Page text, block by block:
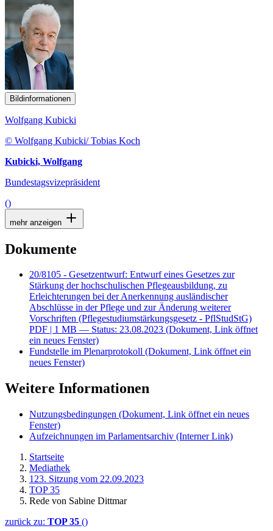
Bildinformationen
Wolfgang Kubicki
© Wolfgang Kubicki/ Tobias Koch
Kubicki, Wolfgang
Bundestagsvizepräsident
()
mehr anzeigen
Dokumente
20/8105 - Gesetzentwurf: Entwurf eines Gesetzes zur
Stärkung der hochschulischen Pflegeausbildung, zu
Erleichterungen bei der Anerkennung ausländischer
Abschlüsse in der Pflege und zur Änderung weiterer
Vorschriften (Pflegestudiumstärkungsgesetz - PflStudStG)
PDF | 1 MB — Status: 23.08.2023 (Dokument, Link öffnet
ein neues Fenster)
Fundstelle im Plenarprotokoll (Dokument, Link öffnet ein
neues Fenster)
Weitere Informationen
Nutzungsbedingungen (Dokument, Link öffnet ein neues
Fenster)
Aufzeichnungen im Parlamentsarchiv (Interner Link)
Startseite
Mediathek
123. Sitzung vom 22.09.2023
TOP 35
Rede von Sabine Dittmar
zurück zu: TOP 35 ()